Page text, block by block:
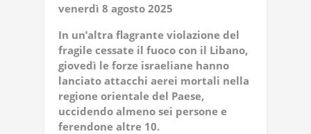
venerdì 8 agosto 2025
In un’altra flagrante violazione del
fragile cessate il fuoco con il Libano,
giovedì le forze israeliane hanno
lanciato attacchi aerei mortali nella
regione orientale del Paese,
uccidendo almeno sei persone e
ferendone altre 10.